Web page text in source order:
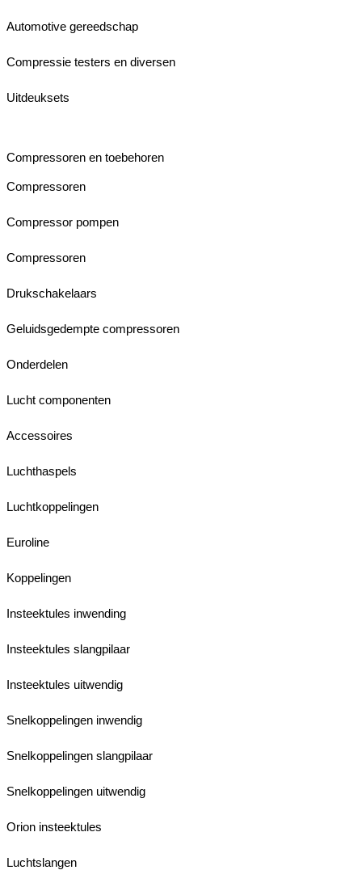
Automotive gereedschap
Compressie testers en diversen
Uitdeuksets
Compressoren en toebehoren
Compressoren
Compressor pompen
Compressoren
Drukschakelaars
Geluidsgedempte compressoren
Onderdelen
Lucht componenten
Accessoires
Luchthaspels
Luchtkoppelingen
Euroline
Koppelingen
Insteektules inwending
Insteektules slangpilaar
Insteektules uitwendig
Snelkoppelingen inwendig
Snelkoppelingen slangpilaar
Snelkoppelingen uitwendig
Orion insteektules
Luchtslangen